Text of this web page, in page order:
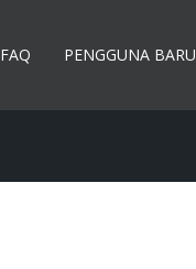
FAQ PENGGUNA BARU